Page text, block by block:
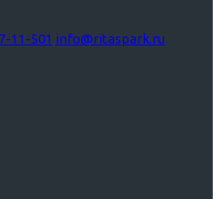
11-501 info@ritaspark.ru